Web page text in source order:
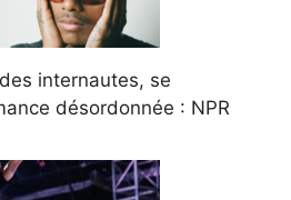
internautes, se
désordonnée : NPR